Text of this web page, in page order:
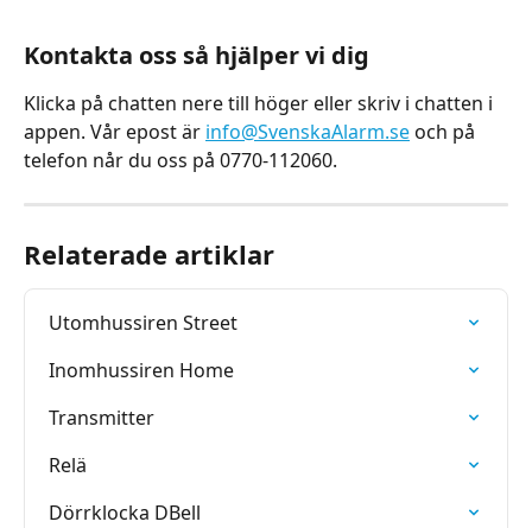
Kontakta oss så hjälper vi dig
Klicka på chatten nere till höger eller skriv i chatten i
appen. Vår epost är info@SvenskaAlarm.se och på
telefon når du oss på 0770-112060.
Relaterade artiklar
Utomhussiren Street
Inomhussiren Home
Transmitter
Relä
Dörrklocka DBell